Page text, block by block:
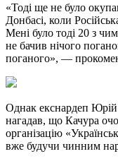
«Тоді ще не було
Донбасі, коли
Мені було тоді 20 з
не бачив нічого
поганого», —
Однак екснардеп Юрій
нагадав, що Качура
організацію
вже будучи чинним